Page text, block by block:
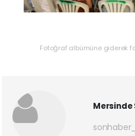
Fotoğraf albümüne giderek
Mersinde